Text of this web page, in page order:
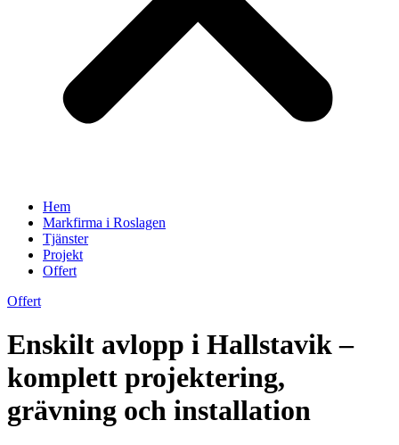
Hem
Markfirma i Roslagen
Tjänster
Projekt
Offert
Offert
Enskilt avlopp i Hallstavik –
komplett projektering,
grävning och installation